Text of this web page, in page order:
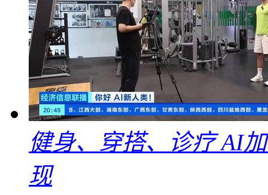
健身、穿搭、诊疗 AI
现